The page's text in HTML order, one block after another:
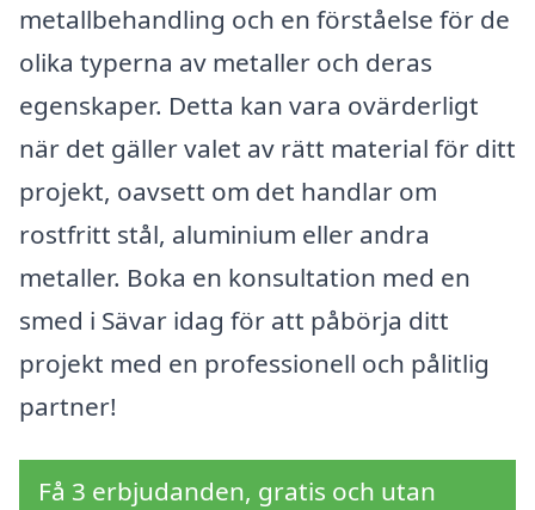
metallbehandling och en förståelse för de
olika typerna av metaller och deras
egenskaper. Detta kan vara ovärderligt
när det gäller valet av rätt material för ditt
projekt, oavsett om det handlar om
rostfritt stål, aluminium eller andra
metaller. Boka en konsultation med en
smed i Sävar idag för att påbörja ditt
projekt med en professionell och pålitlig
partner!
Få 3 erbjudanden, gratis och utan